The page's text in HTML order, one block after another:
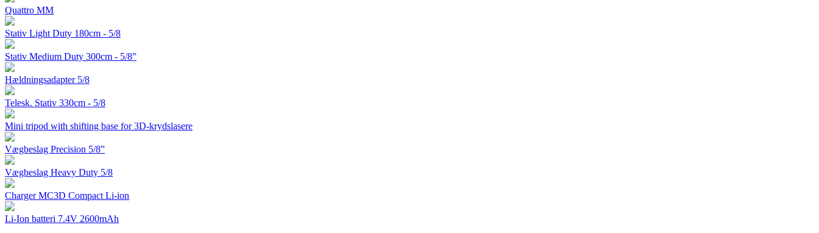
Quattro MM
Stativ Light Duty 180cm - 5/8
Stativ Medium Duty 300cm - 5/8”
Hældningsadapter 5/8
Telesk. Stativ 330cm - 5/8
Mini tripod with shifting base for 3D-krydslasere
Vægbeslag Precision 5/8”
Vægbeslag Heavy Duty 5/8
Charger MC3D Compact Li-ion
Li-Ion batteri 7.4V 2600mAh